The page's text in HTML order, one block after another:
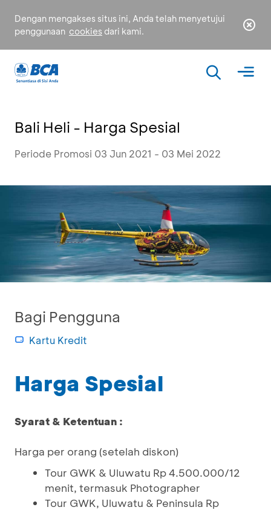
Dengan mengakses situs ini, Anda telah menyetujui
penggunaan cookies dari kami.
Bali Heli - Harga Spesial
Periode Promosi 03 Jun 2021 - 03 Mei 2022
Bagi Pengguna
Kartu Kredit
Harga Spesial
Syarat & Ketentuan :
Harga per orang (setelah diskon)
Tour GWK & Uluwatu Rp 4.500.000/12
menit, termasuk Photographer
Tour GWK, Uluwatu & Peninsula Rp